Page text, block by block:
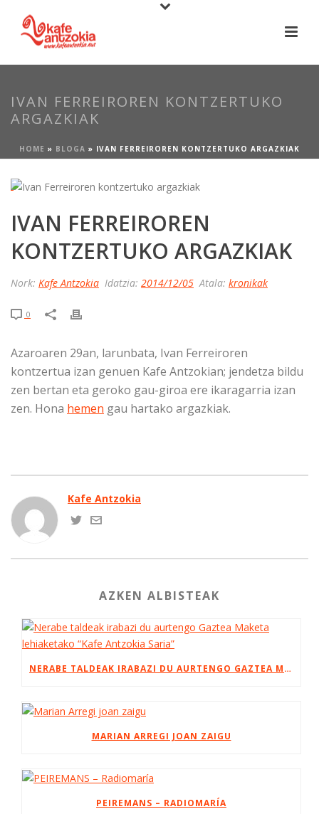
IVAN FERREIROREN KONTZERTUKO
ARGAZKIAK
HOME » BLOGA » IVAN FERREIROREN KONTZERTUKO ARGAZKIAK
IVAN FERREIROREN
KONTZERTUKO ARGAZKIAK
Nork: Kafe Antzokia Idatzia: 2014/12/05 Atala: kronikak
0
Azaroaren 29an, larunbata, Ivan Ferreiroren
kontzertua izan genuen Kafe Antzokian; jendetza bildu
zen bertan eta geroko gau-giroa ere ikaragarria izan
zen. Hona hemen gau hartako argazkiak.
Kafe Antzokia
AZKEN ALBISTEAK
NERABE TALDEAK IRABAZI DU AURTENGO GAZTEA MAKETA LEHIAKETAKO “KAFE ANTZOKIA SARIA”
MARIAN ARREGI JOAN ZAIGU
PEIREMANS – RADIOMARÍA